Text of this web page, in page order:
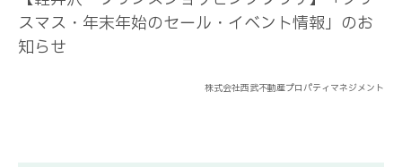
スマス・年末年始のセール・イベント情報」のお
知らせ
株式会社西武不動産プロパティマネジメント